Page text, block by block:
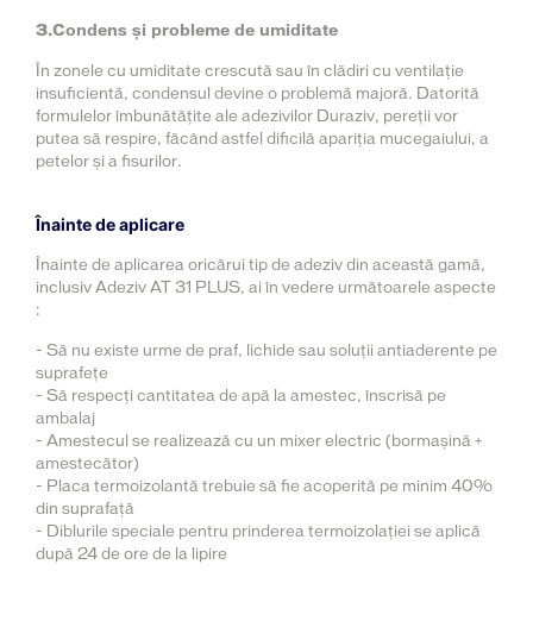
3.Condens și probleme de umiditate
În zonele cu umiditate crescută sau în clădiri cu ventilație
insuficientă, condensul devine o problemă majoră. Datorită
formulelor îmbunătățite ale adezivilor Duraziv, pereții vor
putea să respire, făcând astfel dificilă apariția mucegaiului, a
petelor și a fisurilor.
Înainte de aplicare
Înainte de aplicarea oricărui tip de adeziv din această gamă,
inclusiv Adeziv AT 31 PLUS, ai în vedere următoarele aspecte
:
- Să nu existe urme de praf, lichide sau soluții antiaderente pe
suprafețe
- Să respecți cantitatea de apă la amestec, înscrisă pe
ambalaj
- Amestecul se realizează cu un mixer electric (bormașină +
amestecător)
- Placa termoizolantă trebuie să fie acoperită pe minim 40%
din suprafață
- Diblurile speciale pentru prinderea termoizolației se aplică
după 24 de ore de la lipire